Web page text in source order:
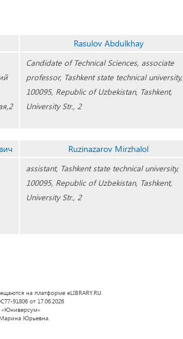
Rasulov Abdulkhay
Candidate of Technical Sciences, associate
professor, Tashkent state technical university,
100095, Republic of Uzbekistan, Tashkent,
University Str., 2
Ruzinazarov Mirzhalol
assistant, Tashkent state technical university,
100095, Republic of Uzbekistan, Tashkent,
University Str., 2
на платформе eLIBRARY.RU.
91806 от 17.06.2026
Марина Юрьевна.